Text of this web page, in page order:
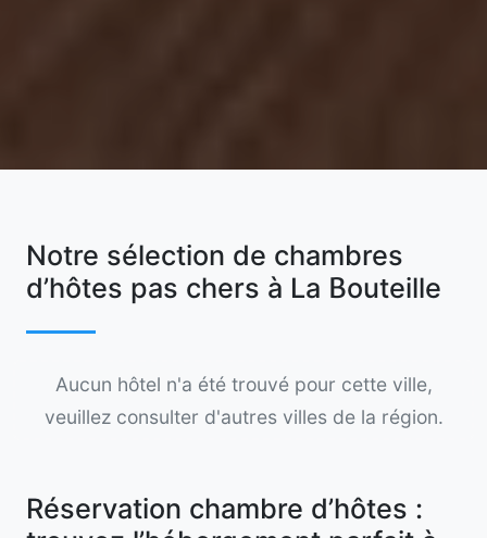
Notre sélection de chambres
d’hôtes pas chers à La Bouteille
Aucun hôtel n'a été trouvé pour cette ville,
veuillez consulter d'autres villes de la région.
Réservation chambre d’hôtes :